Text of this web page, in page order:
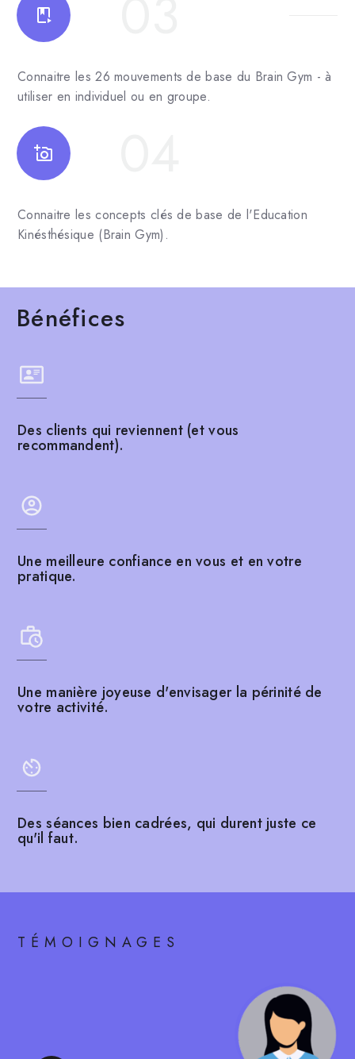
Connaitre les 26 mouvements de base du Brain Gym - à
utiliser en individuel ou en groupe.
Connaitre les concepts clés de base de l'Education
Kinésthésique (Brain Gym).
Bénéfices
Des clients qui reviennent (et vous
recommandent).
Une meilleure confiance en vous et en votre
pratique.
Une manière joyeuse d'envisager la périnité de
votre activité.
Des séances bien cadrées, qui durent juste ce
qu'il faut.
TÉMOIGNAGES